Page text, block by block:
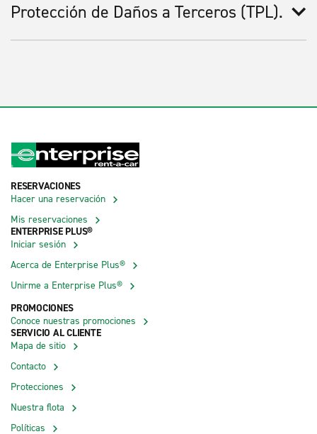
Protección de Daños a Terceros (TPL).
RESERVACIONES
Hacer una reservación
Mis reservaciones
ENTERPRISE PLUS®
Iniciar sesión
Acerca de Enterprise Plus®
Unirme a Enterprise Plus®
PROMOCIONES
Conoce nuestras promociones
SERVICIO AL CLIENTE
Mapa de sitio
Contacto
Protecciones
Nuestra flota
Políticas